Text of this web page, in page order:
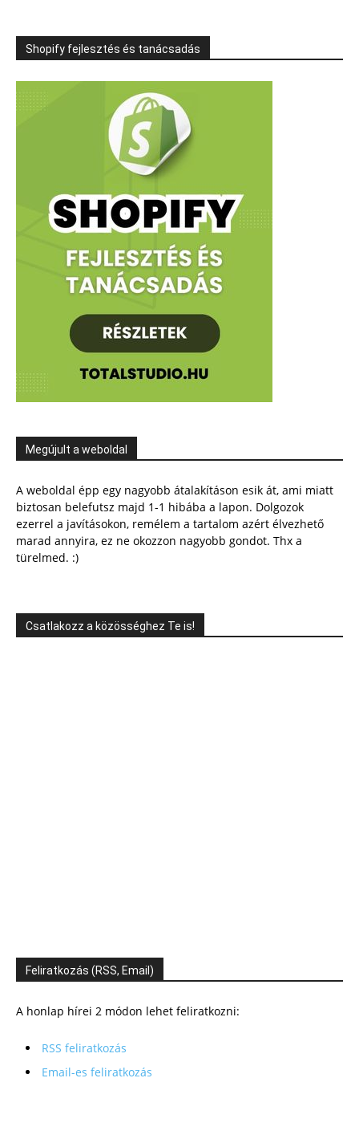
Shopify fejlesztés és tanácsadás
Megújult a weboldal
A weboldal épp egy nagyobb átalakításon esik át, ami miatt
biztosan belefutsz majd 1-1 hibába a lapon. Dolgozok
ezerrel a javításokon, remélem a tartalom azért élvezhető
marad annyira, ez ne okozzon nagyobb gondot. Thx a
türelmed. :)
Csatlakozz a közösséghez Te is!
Feliratkozás (RSS, Email)
A honlap hírei 2 módon lehet feliratkozni:
RSS feliratkozás
Email-es feliratkozás